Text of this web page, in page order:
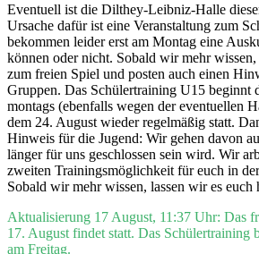
Eventuell ist die Dilthey-Leibniz-Halle
Ursache dafür ist eine Veranstaltung zum
bekommen leider erst am Montag eine
können oder nicht. Sobald wir mehr
zum freien Spiel und posten auch einen
Gruppen. Das Schülertraining U15 beginnt
montags (ebenfalls wegen der eventuellen
dem 24. August wieder regelmäßig statt.
Hinweis für die Jugend: Wir gehen davon
länger für uns geschlossen sein wird. Wir
zweiten Trainingsmöglichkeit für euch in
Sobald wir mehr wissen, lassen wir es euch
Aktualisierung 17 August, 11:37 Uhr: Das
17. August findet statt. Das Schülertraining
am Freitag.